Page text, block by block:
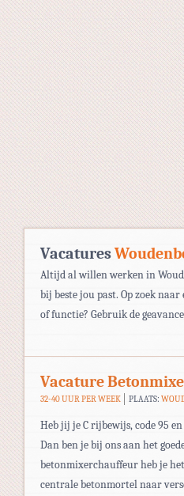
Vacatures
Altijd al willen werken in
bij beste jou past. Op zoek
of functie? Gebruik de
Vacature
32-40 UUR PER WEEK PLAATS:
Heb jij je C rijbewijs, code 95
Dan ben je bij ons aan het
betonmixerchauffeur heb je
centrale betonmortel naar